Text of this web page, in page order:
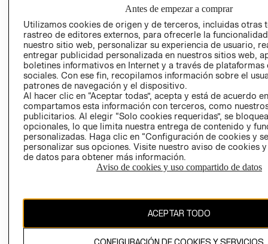
RELACIÓN CON
INVERSIONISTAS
POLÍTICA
EMPRESARIAL
TIENDAS
- RETIRO EN
TIENDA
TÉRMINOS Y
CONDICIONES
AVISO DE
PRIVACIDAD
GIFT CARD
AVISO DE
COOKIES
Antes de empezar a comprar
Utilizamos cookies de origen y de terceros, incluidas otras
rastreo de editores externos, para ofrecerle la
nuestro sitio web, personalizar su experiencia de usuario,
entregar publicidad personalizada en nuestros sitios web,
boletines informativos en Internet y a través de plataformas
sociales. Con ese fin, recopilamos información sobre el
patrones de navegación y el dispositivo.
Al hacer clic en “Aceptar todas”, acepta y está de acuerdo
compartamos esta información con terceros, como
publicitarios. Al elegir “Solo cookies requeridas”, se
opcionales, lo que limita nuestra entrega de contenido y
personalizadas. Haga clic en “Configuración de cookies y
personalizar sus opciones. Visite nuestro aviso de cookies
de datos para obtener más información.
Aviso de cookies y uso compartido de datos
ACEPTAR TODO